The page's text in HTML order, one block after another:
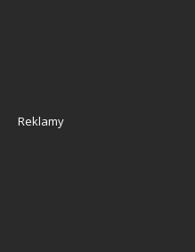
Reklamy